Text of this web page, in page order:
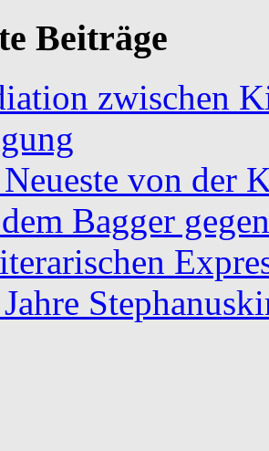
Beiträge
zwischen
von der
Bagger